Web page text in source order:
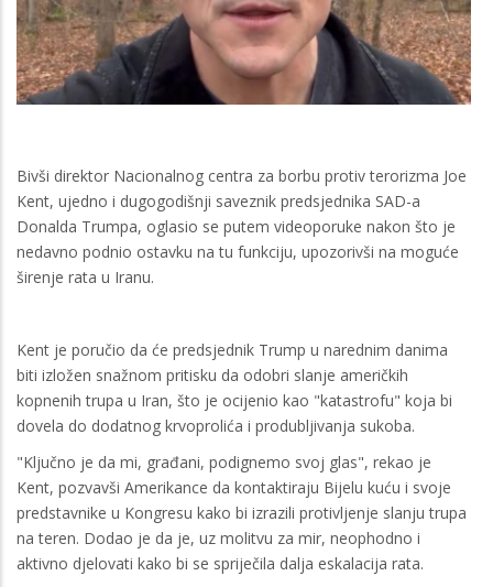
Bivši direktor Nacionalnog centra za borbu protiv terorizma Joe
Kent, ujedno i dugogodišnji saveznik predsjednika SAD-a
Donalda Trumpa, oglasio se putem videoporuke nakon što je
nedavno podnio ostavku na tu funkciju, upozorivši na moguće
širenje rata u Iranu.
Kent je poručio da će predsjednik Trump u narednim danima
biti izložen snažnom pritisku da odobri slanje američkih
kopnenih trupa u Iran, što je ocijenio kao "katastrofu" koja bi
dovela do dodatnog krvoprolića i produbljivanja sukoba.
"Ključno je da mi, građani, podignemo svoj glas", rekao je
Kent, pozvavši Amerikance da kontaktiraju Bijelu kuću i svoje
predstavnike u Kongresu kako bi izrazili protivljenje slanju trupa
na teren. Dodao je da je, uz molitvu za mir, neophodno i
aktivno djelovati kako bi se spriječila dalja eskalacija rata.